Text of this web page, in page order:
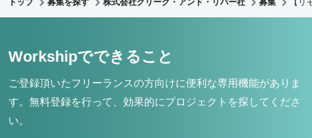
トップ 募集を探す 株式会社クリーク・アンド・リバー社 募集 【
Workshipでできること
ご登録頂いたフリーランスの方向けに便利な専用機能がありま
す。 無料登録を行って、効果的にプロジェクトを探してくださ
い。